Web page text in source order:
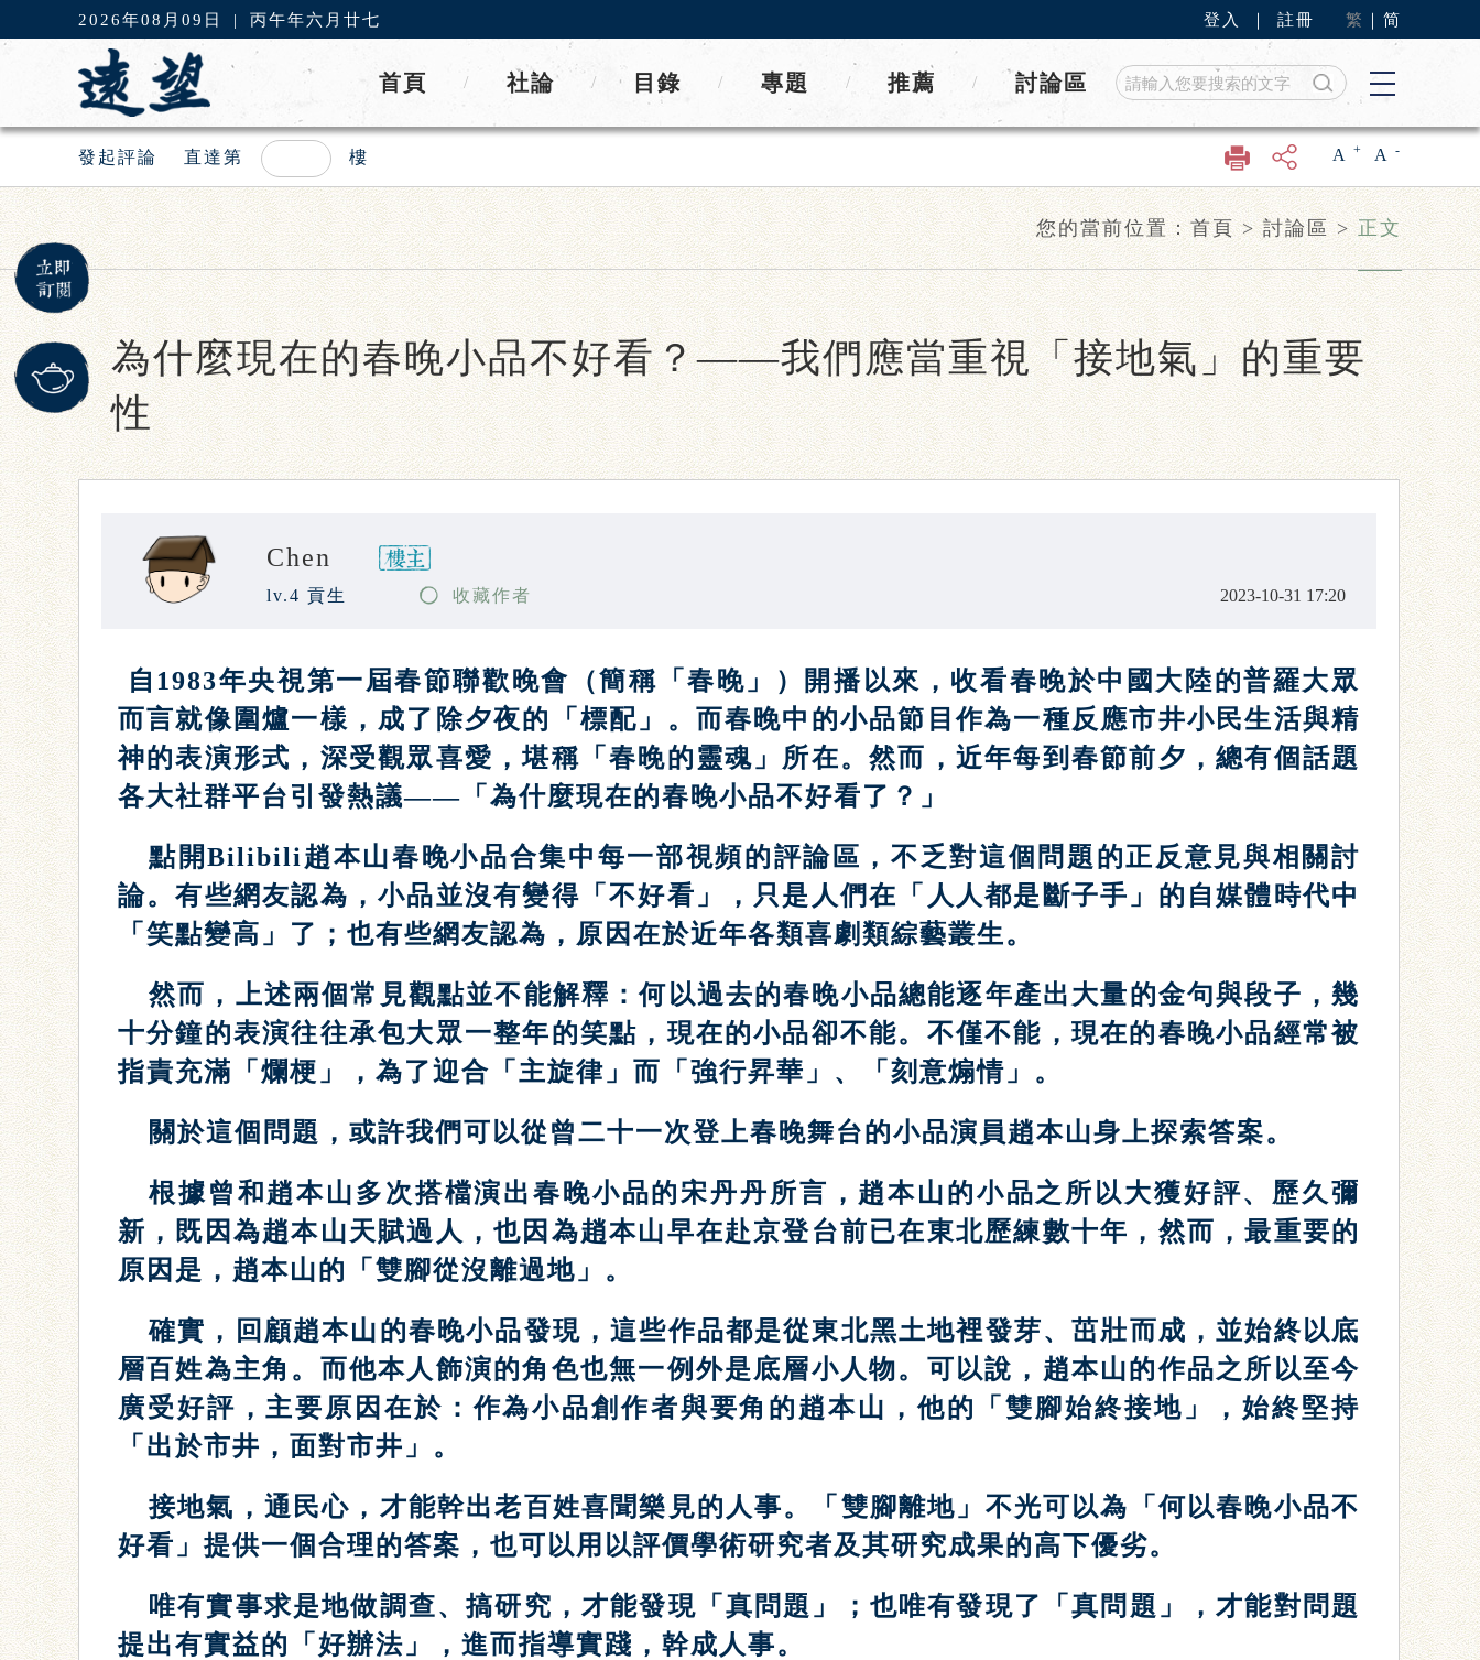
2026年08月09日 | 丙午年六月廿七 登入 註冊 繁 简
首頁 / 社論 / 目錄 / 專題 / 推薦 / 討論區
發起評論 直達第 樓 A + A -
您的當前位置：首頁>討論區 >正文
為什麼現在的春晚小品不好看？——我們應當重視「接地氣」的重要
性
Chen
lv.4 貢生 收藏作者 2023-10-31 17:20
自1983年央視第一屆春節聯歡晚會（簡稱「春晚」）開播以來，收看春晚於中國大陸的普羅大眾
而言就像圍爐一樣，成了除夕夜的「標配」。而春晚中的小品節目作為一種反應市井小民生活與精
神的表演形式，深受觀眾喜愛，堪稱「春晚的靈魂」所在。然而，近年每到春節前夕，總有個話題
各大社群平台引發熱議——「為什麼現在的春晚小品不好看了？」
點開Bilibili趙本山春晚小品合集中每一部視頻的評論區，不乏對這個問題的正反意見與相關討
論。有些網友認為，小品並沒有變得「不好看」，只是人們在「人人都是斷子手」的自媒體時代中
「笑點變高」了；也有些網友認為，原因在於近年各類喜劇類綜藝叢生。
然而，上述兩個常見觀點並不能解釋：何以過去的春晚小品總能逐年產出大量的金句與段子，幾
十分鐘的表演往往承包大眾一整年的笑點，現在的小品卻不能。不僅不能，現在的春晚小品經常被
指責充滿「爛梗」，為了迎合「主旋律」而「強行昇華」、「刻意煽情」。
關於這個問題，或許我們可以從曾二十一次登上春晚舞台的小品演員趙本山身上探索答案。
根據曾和趙本山多次搭檔演出春晚小品的宋丹丹所言，趙本山的小品之所以大獲好評、歷久彌
新，既因為趙本山天賦過人，也因為趙本山早在赴京登台前已在東北歷練數十年，然而，最重要的
原因是，趙本山的「雙腳從沒離過地」。
確實，回顧趙本山的春晚小品發現，這些作品都是從東北黑土地裡發芽、茁壯而成，並始終以底
層百姓為主角。而他本人飾演的角色也無一例外是底層小人物。可以說，趙本山的作品之所以至今
廣受好評，主要原因在於：作為小品創作者與要角的趙本山，他的「雙腳始終接地」，始終堅持
「出於市井，面對市井」。
接地氣，通民心，才能幹出老百姓喜聞樂見的人事。「雙腳離地」不光可以為「何以春晚小品不
好看」提供一個合理的答案，也可以用以評價學術研究者及其研究成果的高下優劣。
唯有實事求是地做調查、搞研究，才能發現「真問題」；也唯有發現了「真問題」，才能對問題
提出有實益的「好辦法」，進而指導實踐，幹成人事。